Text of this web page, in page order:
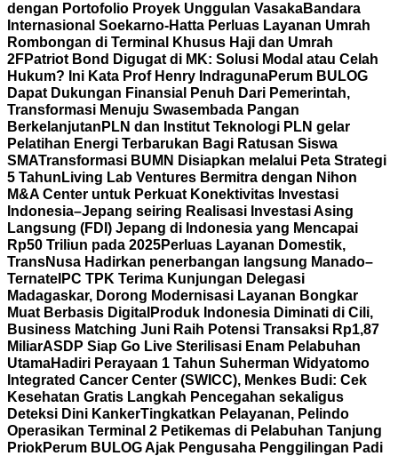
dengan Portofolio Proyek Unggulan VasakaBandara
Internasional Soekarno-Hatta Perluas Layanan Umrah
Rombongan di Terminal Khusus Haji dan Umrah
2FPatriot Bond Digugat di MK: Solusi Modal atau Celah
Hukum? Ini Kata Prof Henry IndragunaPerum BULOG
Dapat Dukungan Finansial Penuh Dari Pemerintah,
Transformasi Menuju Swasembada Pangan
Berkelanjutan PLN dan Institut Teknologi PLN gelar
Pelatihan Energi Terbarukan Bagi Ratusan Siswa
SMATransformasi BUMN Disiapkan melalui Peta Strategi
5 Tahun Living Lab Ventures Bermitra dengan Nihon
M&A Center untuk Perkuat Konektivitas Investasi
Indonesia–Jepang seiring Realisasi Investasi Asing
Langsung (FDI) Jepang di Indonesia yang Mencapai
Rp50 Triliun pada 2025Perluas Layanan Domestik,
TransNusa Hadirkan penerbangan langsung Manado–
Ternate IPC TPK Terima Kunjungan Delegasi
Madagaskar, Dorong Modernisasi Layanan Bongkar
Muat Berbasis Digital Produk Indonesia Diminati di Cili,
Business Matching Juni Raih Potensi Transaksi Rp1,87
MiliarASDP Siap Go Live Sterilisasi Enam Pelabuhan
UtamaHadiri Perayaan 1 Tahun Suherman Widyatomo
Integrated Cancer Center (SWICC), Menkes Budi: Cek
Kesehatan Gratis Langkah Pencegahan sekaligus
Deteksi Dini KankerTingkatkan Pelayanan, Pelindo
Operasikan Terminal 2 Petikemas di Pelabuhan Tanjung
PriokPerum BULOG Ajak Pengusaha Penggilingan Padi